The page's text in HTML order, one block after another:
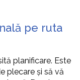
pe ruta
planificare. Este
plecare și să vă